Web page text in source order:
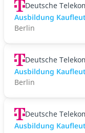
Deutsche
Ausbildung
Berlin
Deutsche
Ausbildung
Berlin
Deutsche
Ausbildung